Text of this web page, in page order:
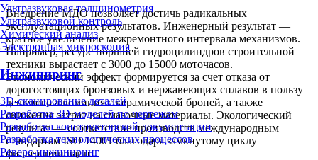
Ультразвуковая толщинометрия
Ультразвуковой контроль
Химический анализ
Электронная микроскопия
Инжиниринг
3D-сканирование деталей
Разработка 3D-моделей по чертежам
Разработка конструкторской документации
Разработка технологических процессов
Реверс-инжиниринг
Внедрение МДО позволяет достичь радикальных
эксплуатационных результатов. Инженерный результат —
кратное увеличение межремонтного интервала механизмов.
Например, ресурс поршней гидроцилиндров строительной
техники вырастает с 3000 до 15000 моточасов.
Экономический эффект формируется за счет отказа от
дорогостоящих бронзовых и нержавеющих сплавов в пользу
дешевого алюминия с керамической броней, а также
снижения затрат на смазочные материалы. Экологический
результат — соответствие производств международным
стандартам ISO 14001 благодаря замкнутому циклу
фильтрации ванн.